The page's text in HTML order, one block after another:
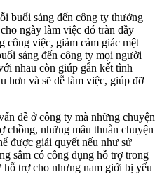
buổi sáng đến công ty thưởng
ngày làm việc đó tràn đầy
công việc, giảm cảm giác mệt
sáng đến công ty mọi người
nhau còn giúp gắn kết tình
hơn và sẽ dễ làm việc, giúp đỡ
đề ở công ty mà những chuyện
chồng, những mâu thuẫn chuyện
được giải quyết nếu như sử
sâm có công dụng hỗ trợ trong
trợ cho nhưng nam giới bị yếu